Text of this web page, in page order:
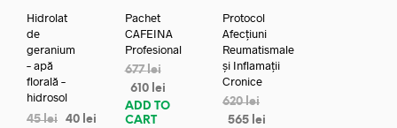
Hidrolat
de
geranium
– apă
florală –
hidrosol
45lei 40 lei
Pachet
CAFEINA
Profesional
677lei
610 lei
ADD TO
CART
Protocol
Afecțiuni
Reumatismale
și Inflamații
Cronice
620lei
565 lei